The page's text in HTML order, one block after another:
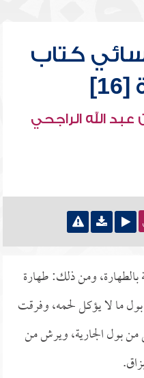
كتاب
الله الراجحي
بالطهارة، ومن ذلك: طهارة
ما لا يؤكل لحمه، وفرقت
من بول الجارية، ويرش من